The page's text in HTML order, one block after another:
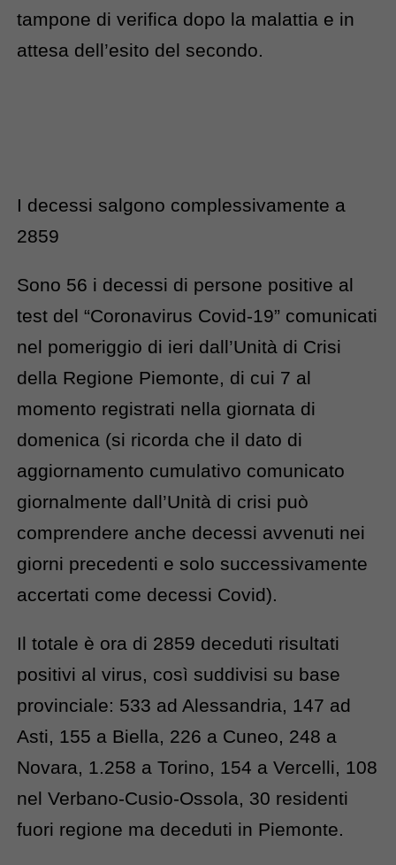
tampone di verifica dopo la malattia e in
attesa dell’esito del secondo.
I decessi salgono complessivamente a
2859
Sono 56 i decessi di persone positive al
test del “Coronavirus Covid-19” comunicati
nel pomeriggio di ieri dall’Unità di Crisi
della Regione Piemonte, di cui 7 al
momento registrati nella giornata di
domenica (si ricorda che il dato di
aggiornamento cumulativo comunicato
giornalmente dall’Unità di crisi può
comprendere anche decessi avvenuti nei
giorni precedenti e solo successivamente
accertati come decessi Covid).
Il totale è ora di 2859 deceduti risultati
positivi al virus, così suddivisi su base
provinciale: 533 ad Alessandria, 147 ad
Asti, 155 a Biella, 226 a Cuneo, 248 a
Novara, 1.258 a Torino, 154 a Vercelli, 108
nel Verbano-Cusio-Ossola, 30 residenti
fuori regione ma deceduti in Piemonte.